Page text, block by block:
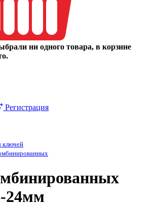
ни одного товара, в корзине
Регистрация
ключей
24мм